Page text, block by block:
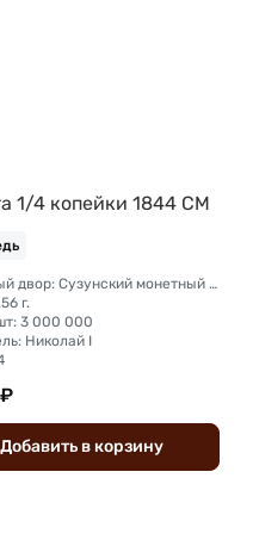
1/4 копейки 1844 СМ
Монетный двор: Сузунский монетный двор (Сибирь)
г.
3 000 000
Николай I
Добавить вкорзину